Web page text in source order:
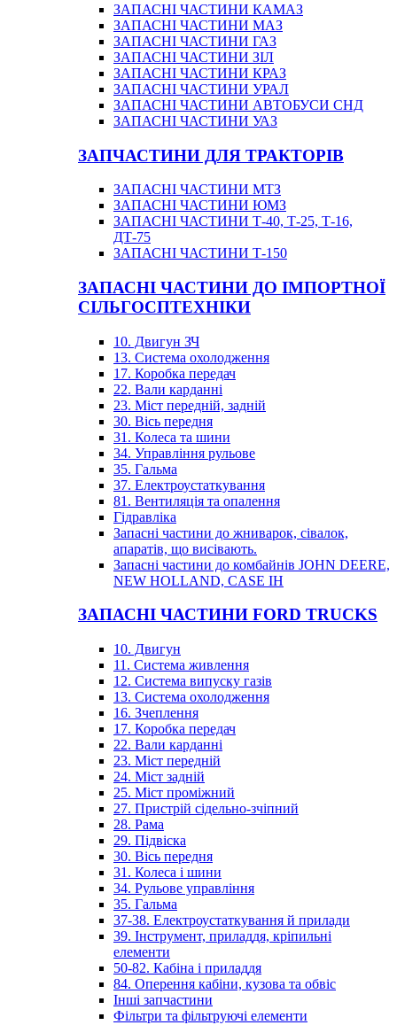
ЗАПАСНІ ЧАСТИНИ КАМАЗ
ЗАПАСНІ ЧАСТИНИ МАЗ
ЗАПАСНІ ЧАСТИНИ ГАЗ
ЗАПАСНІ ЧАСТИНИ ЗІЛ
ЗАПАСНІ ЧАСТИНИ КРАЗ
ЗАПАСНІ ЧАСТИНИ УРАЛ
ЗАПАСНІ ЧАСТИНИ АВТОБУСИ СНД
ЗАПАСНІ ЧАСТИНИ УАЗ
ЗАПЧАСТИНИ ДЛЯ ТРАКТОРІВ
ЗАПАСНІ ЧАСТИНИ МТЗ
ЗАПАСНІ ЧАСТИНИ ЮМЗ
ЗАПАСНІ ЧАСТИНИ Т-40, Т-25, Т-16,
ДТ-75
ЗАПАСНІ ЧАСТИНИ Т-150
ЗАПАСНІ ЧАСТИНИ ДО ІМПОРТНОЇ
СІЛЬГОСПТЕХНІКИ
10. Двигун ЗЧ
13. Система охолодження
17. Коробка передач
22. Вали карданні
23. Міст передній, задній
30. Вісь передня
31. Колеса та шини
34. Управління рульове
35. Гальма
37. Електроустаткування
81. Вентиляція та опалення
Гідравліка
Запасні частини до жниварок, сівалок,
апаратів, що висівають.
Запасні частини до комбайнів JOHN DEERE,
NEW HOLLAND, CASE IH
ЗАПАСНІ ЧАСТИНИ FORD TRUCKS
10. Двигун
11. Система живлення
12. Система випуску газів
13. Система охолодження
16. Зчеплення
17. Коробка передач
22. Вали карданні
23. Міст передній
24. Міст задній
25. Міст проміжний
27. Пристрій сідельно-зчіпний
28. Рама
29. Підвіска
30. Вісь передня
31. Колеса і шини
34. Рульове управління
35. Гальма
37-38. Електроустаткування й прилади
39. Інструмент, приладдя, кріпильні
елементи
50-82. Кабіна і приладдя
84. Оперення кабіни, кузова та обвіс
Інші запчастини
Фільтри та фільтруючі елементи